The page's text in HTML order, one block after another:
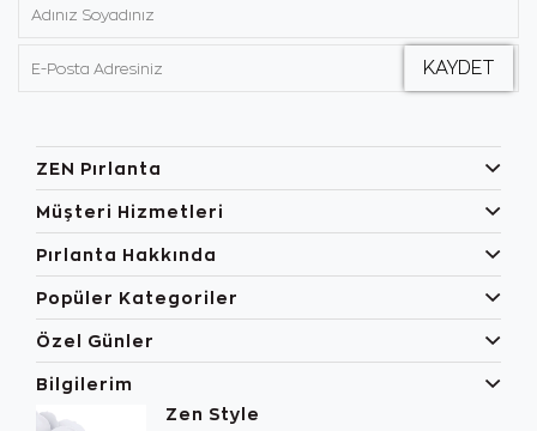
ZEN Pırlanta
Müşteri Hizmetleri
Pırlanta Hakkında
Popüler Kategoriler
Özel Günler
Bilgilerim
Zen Style